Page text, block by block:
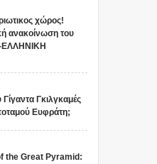
το 1945, το
«Enola
βόμβα στη
(Βίντεο)
(sc_adv_out =
|| []).push({
domain : "n....
χώρος!
ανακοίνωση του
ΕΛΛΗΝΙΚΗ
Γκιλγκαμές
Ευφράτη;
the Great Pyramid: